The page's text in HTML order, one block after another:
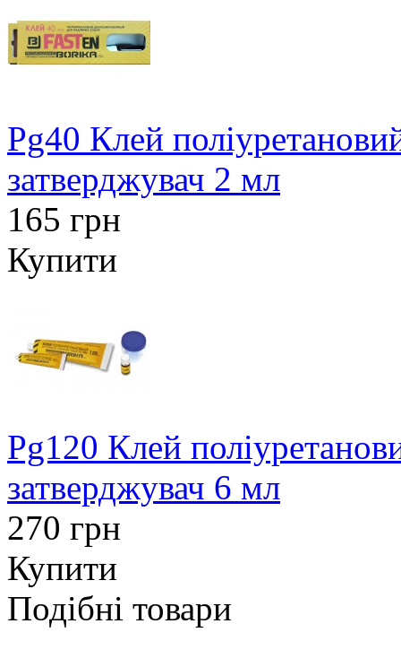
Pg40 Клей
затверджувач 2 мл
165 грн
Купити
Pg120 Клей
затверджувач 6 мл
270 грн
Купити
Подібні товари